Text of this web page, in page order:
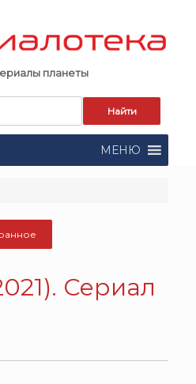
планеты
МЕНЮ
Сериал